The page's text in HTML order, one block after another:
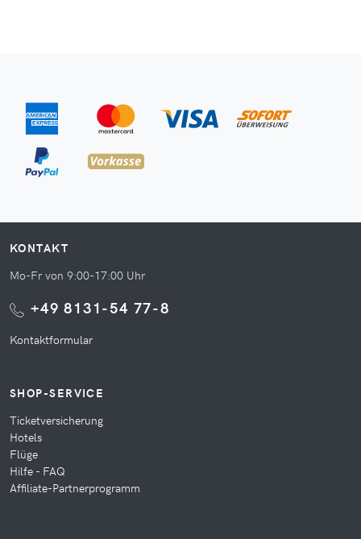
KONTAKT
Mo-Fr von 9:00-17:00 Uhr
+49 8131-54 77-8
Kontaktformular
SHOP-SERVICE
Ticketversicherung
Hotels
Flüge
Hilfe - FAQ
Affiliate-Partnerprogramm